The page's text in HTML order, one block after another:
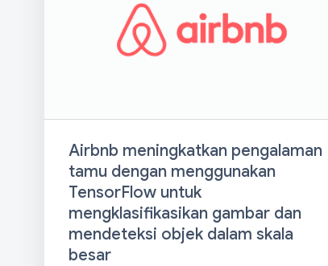
Airbnb meningkatkan pengalaman
tamu dengan menggunakan
TensorFlow untuk
mengklasifikasikan gambar dan
mendeteksi objek dalam skala
besar